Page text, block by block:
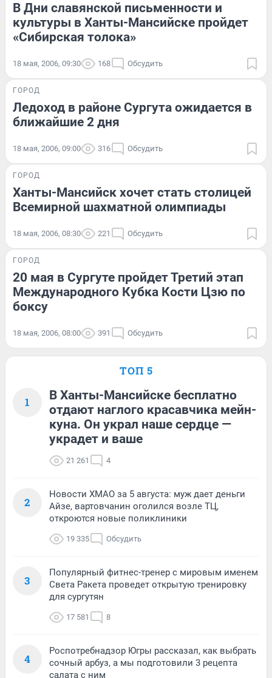
В Дни славянской письменности и
культуры в Ханты-Мансийске пройдет
«Сибирская толока»
18 мая, 2006, 09:30 168 Обсудить
ГОРОД
Ледоход в районе Сургута ожидается в
ближайшие 2 дня
18 мая, 2006, 09:00 316 Обсудить
ГОРОД
Ханты-Мансийск хочет стать столицей
Всемирной шахматной олимпиады
18 мая, 2006, 08:30 221 Обсудить
ГОРОД
20 мая в Сургуте пройдет Третий этап
Международного Кубка Кости Цзю по
боксу
18 мая, 2006, 08:00 391 Обсудить
ТОП 5
1
В Ханты-Мансийске бесплатно
отдают наглого красавчика мейн-
куна. Он украл наше сердце —
украдет и ваше
21 261 4
2
Новости ХМАО за 5 августа: муж дает деньги
Айзе, вартовчанин оголился возле ТЦ,
откроются новые поликлиники
19 335 Обсудить
3
Популярный фитнес-тренер с мировым именем
Света Ракета проведет открытую тренировку
для сургутян
17 581 8
4
Роспотребнадзор Югры рассказал, как выбрать
сочный арбуз, а мы подготовили 3 рецепта
салата с ним